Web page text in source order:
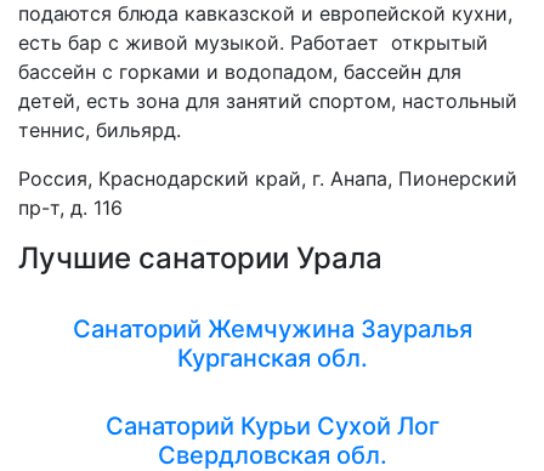
подаются блюда кавказской и европейской кухни,
есть бар с живой музыкой. Работает открытый
бассейн с горками и водопадом, бассейн для
детей, есть зона для занятий спортом, настольный
теннис, бильярд.
Россия, Краснодарский край, г. Анапа, Пионерский
пр-т, д. 116
Лучшие санатории Урала
Санаторий Жемчужина Зауралья
Курганская обл.
Санаторий Курьи Сухой Лог
Свердловская обл.